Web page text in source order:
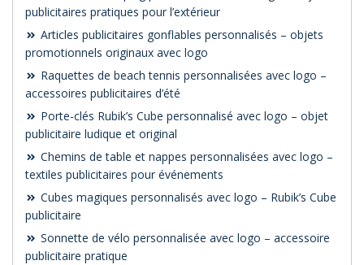
publicitaires pratiques pour l’extérieur
Articles publicitaires gonflables personnalisés – objets
promotionnels originaux avec logo
Raquettes de beach tennis personnalisées avec logo –
accessoires publicitaires d’été
Porte-clés Rubik’s Cube personnalisé avec logo – objet
publicitaire ludique et original
Chemins de table et nappes personnalisées avec logo –
textiles publicitaires pour événements
Cubes magiques personnalisés avec logo – Rubik’s Cube
publicitaire
Sonnette de vélo personnalisée avec logo – accessoire
publicitaire pratique